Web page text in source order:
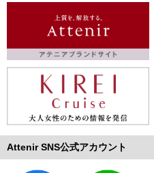
Attenir SNS公式アカウント